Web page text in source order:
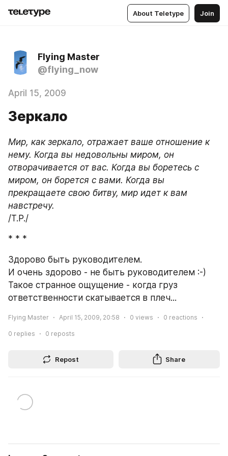
About Teletype Join
Flying Master
@flying_now
April 15, 2009
Зеркало
Мир, как зеркало, отражает ваше отношение к
нему. Когда вы недовольны миром, он
отворачивается от вас. Когда вы боретесь с
миром, он борется с вами. Когда вы
прекращаете свою битву, мир идет к вам
навстречу.
/Т.Р./
* * *
Здорово быть руководителем.
И очень здорово - не быть руководителем :-)
Такое странное ощущение - когда груз
ответственности скатывается в плеч...
Flying Master April 15, 2009, 20:58 0 views 0 reactions
0 replies 0 reposts
Repost Share